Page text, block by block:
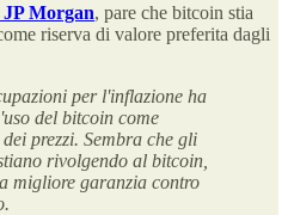
JP Morgan, pare che bitcoin stia
riserva di valore preferita dagli
per l'inflazione ha
del bitcoin come
prezzi. Sembra che gli
rivolgendo al bitcoin,
migliore garanzia contro